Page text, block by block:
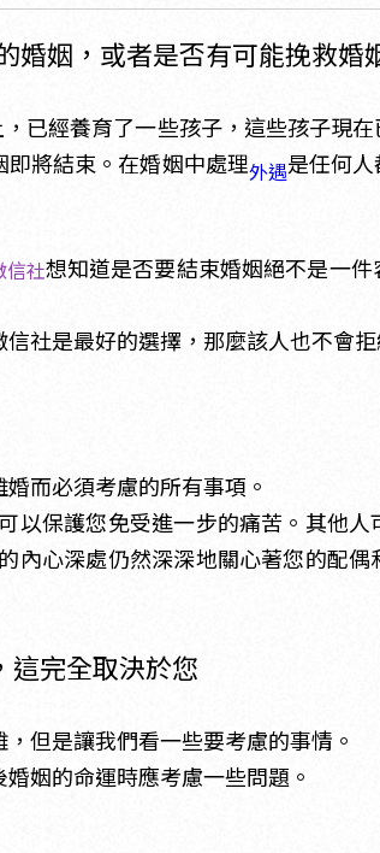
婚姻，或者是否有可能挽救婚
已經養育了一些孩子，這些孩子現
將結束。在婚姻中處理外遇是任何
信社想知道是否要結束婚姻絕不是一件
社是最好的選擇，那麼該人也不會拒
而必須考慮的所有事項。
保護您免受進一步的痛苦。其他
心深處仍然深深地關心著您的配偶
這完全取決於您
但是讓我們看一些要考慮的事情。
姻的命運時應考慮一些問題。